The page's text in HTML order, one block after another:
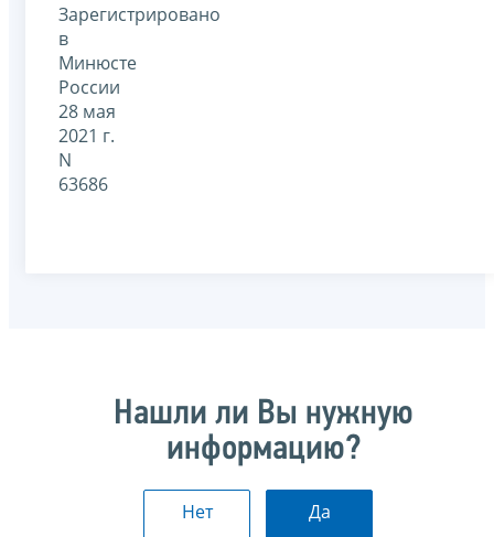
Зарегистрировано
в
Минюсте
России
28 мая
2021 г.
N
63686
Нашли ли Вы нужную
информацию?
Нет Да